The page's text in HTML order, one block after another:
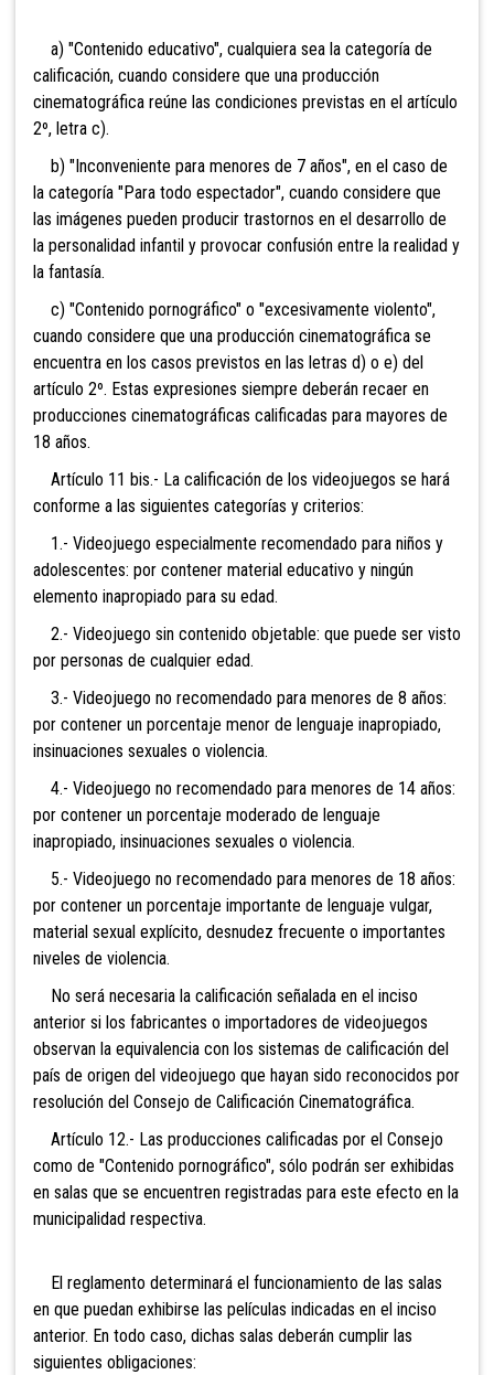
a) "Contenido educativo", cualquiera sea la categoría de
calificación, cuando considere que una producción
cinematográfica reúne las condiciones previstas en el artículo
2º, letra c).
b) "Inconveniente para menores de 7 años", en el caso de
la categoría "Para todo espectador", cuando considere que
las imágenes pueden producir trastornos en el desarrollo de
la personalidad infantil y provocar confusión entre la realidad y
la fantasía.
c) "Contenido pornográfico" o "excesivamente violento",
cuando considere que una producción cinematográfica se
encuentra en los casos previstos en las letras d) o e) del
artículo 2º. Estas expresiones siempre deberán recaer en
producciones cinematográficas calificadas para mayores de
18 años.
Artículo 11 bis.- La calificación de los videojuegos se hará
conforme a las siguientes categorías y criterios:
1.- Videojuego especialmente recomendado para niños y
adolescentes: por contener material educativo y ningún
elemento inapropiado para su edad.
2.- Videojuego sin contenido objetable: que puede ser visto
por personas de cualquier edad.
3.- Videojuego no recomendado para menores de 8 años:
por contener un porcentaje menor de lenguaje inapropiado,
insinuaciones sexuales o violencia.
4.- Videojuego no recomendado para menores de 14 años:
por contener un porcentaje moderado de lenguaje
inapropiado, insinuaciones sexuales o violencia.
5.- Videojuego no recomendado para menores de 18 años:
por contener un porcentaje importante de lenguaje vulgar,
material sexual explícito, desnudez frecuente o importantes
niveles de violencia.
No será necesaria la calificación señalada en el inciso
anterior si los fabricantes o importadores de videojuegos
observan la equivalencia con los sistemas de calificación del
país de origen del videojuego que hayan sido reconocidos por
resolución del Consejo de Calificación Cinematográfica.
Artículo 12.- Las producciones calificadas por el Consejo
como de "Contenido pornográfico", sólo podrán ser exhibidas
en salas que se encuentren registradas para este efecto en la
municipalidad respectiva.
El reglamento determinará el funcionamiento de las salas
en que puedan exhibirse las películas indicadas en el inciso
anterior. En todo caso, dichas salas deberán cumplir las
siguientes obligaciones: